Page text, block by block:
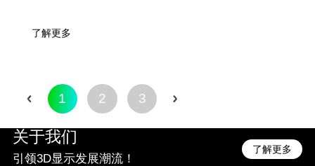
中脱颖而出，荣膺中国十大光学产业技术
了解更多
1 2 3
关于我们
引领3D显示发展潮流！
了解更多